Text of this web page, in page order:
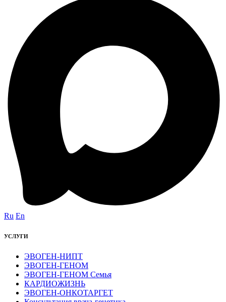
Ru En
УСЛУГИ
ЭВОГЕН-НИПТ
ЭВОГЕН-ГЕНОМ
ЭВОГЕН-ГЕНОМ Семья
КАРДИОЖИЗНЬ
ЭВОГЕН-ОНКОТАРГЕТ